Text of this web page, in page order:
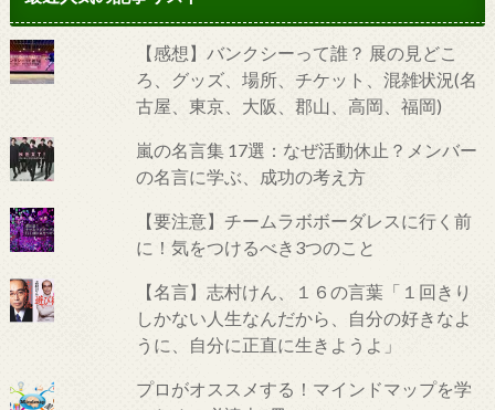
【感想】バンクシーって誰？ 展の見どこ
ろ、グッズ、場所、チケット、混雑状況(名
古屋、東京、大阪、郡山、高岡、福岡)
嵐の名言集 17選：なぜ活動休止？メンバー
の名言に学ぶ、成功の考え方
【要注意】チームラボボーダレスに行く前
に！気をつけるべき3つのこと
【名言】志村けん、１６の言葉「１回きり
しかない人生なんだから、自分の好きなよ
うに、自分に正直に生きようよ」
プロがオススメする！マインドマップを学